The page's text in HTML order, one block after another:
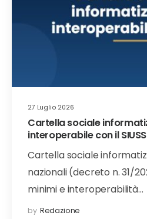
27 Luglio 2026
Cartella sociale
interoperabile con il SIUSS
Cartella sociale
nazionali (decreto n. 31/
minimi e interoperabilità…
by Redazione